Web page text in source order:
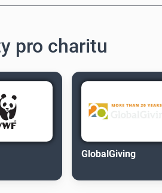
pro charitu
GlobalGiving